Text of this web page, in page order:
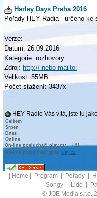
Harley Days Praha 2016
Pořady HEY Radia - určeno
Verze:
Datum: 26.09.2016
Kategorie: rozhovory
Zdroj: http:// nebo mailto:
Velikost: 55MB
Počet stažení: 3437x
HEY Radio Vás vítá, jste tu
Celkem
Srpen
Dnes
Online
On-line posluchači play.cz:
461
On-line posluchači graf: play.cz
Home Program Pořady
Songy Lidé
© JOE Media s.r.o.